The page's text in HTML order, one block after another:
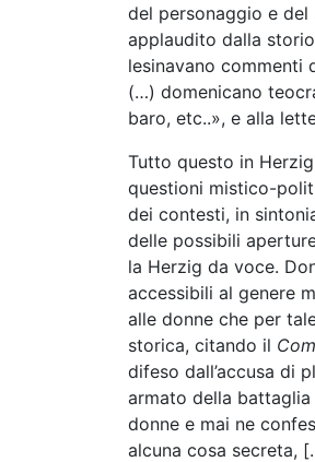
del personaggio e
applaudito dalla
lesinavano commenti
(…) domenicano
baro, etc..», e alla
Tutto questo in
questioni mistico-
dei contesti, in
delle possibili
la Herzig da voce.
accessibili al genere
alle donne che per
storica, citando il
difeso dall’accusa di
armato della
donne e mai ne
alcuna cosa secreta,